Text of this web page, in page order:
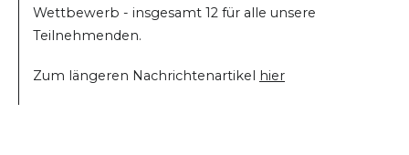
Wettbewerb - insgesamt 12 für alle unsere
Teilnehmenden.
Zum längeren Nachrichtenartikel hier